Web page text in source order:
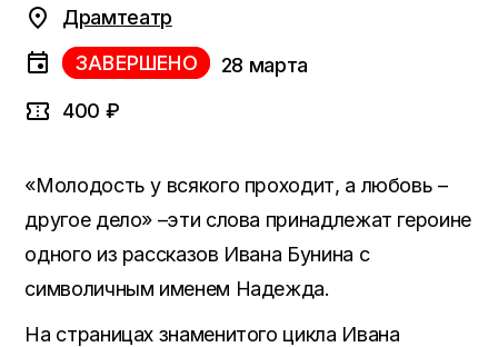
Драмтеатр
ЗАВЕРШЕНО
28 марта
400 ₽
«Молодость у всякого проходит, а любовь –
другое дело» –эти слова принадлежат героине
одного из рассказов Ивана Бунина с
символичным именем Надежда.
На страницах знаменитого цикла Ивана